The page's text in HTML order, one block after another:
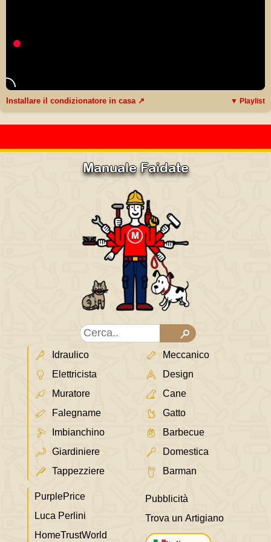
Installare il condizionatore in casa ↗ ▼ Playlist
Manuale Faidate
Idraulico
Elettricista
Muratore
Falegname
Imbianchino
Giardiniere
Tappezziere
Meccanico
Design
Cane
Gatto
Barbecue
Domestica
Barman
PurplePrice
Luca Perlini
HomeTrustWorld
Pubblicità
Trova un Artigiano